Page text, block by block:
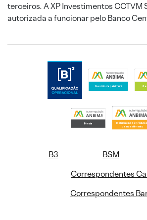
terceiros. A XP Investimentos CCTVM
autorizada a funcionar pelo Banco
B3 BSM
Correspondentes
Correspondentes